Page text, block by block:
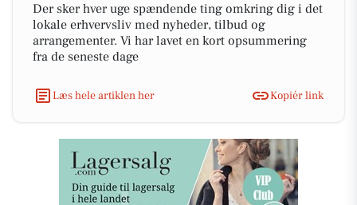
Der sker hver uge spændende ting omkring dig i det
lokale erhvervsliv med nyheder, tilbud og
arrangementer. Vi har lavet en kort opsummering
fra de seneste dage
Læs hele artiklen her Kopiér link